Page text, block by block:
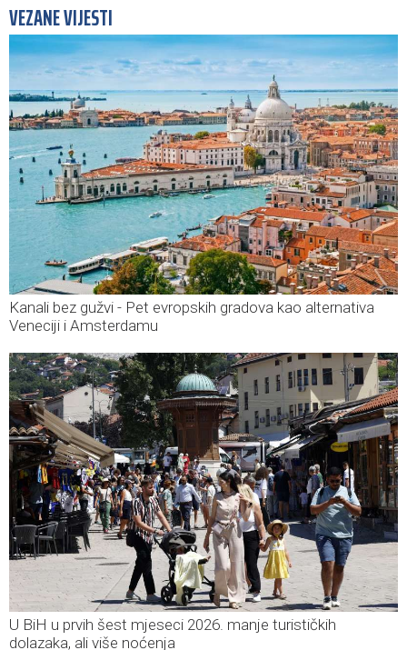
VEZANE VIJESTI
Kanali bez gužvi - Pet evropskih gradova kao alternativa
Veneciji i Amsterdamu
U BiH u prvih šest mjeseci 2026. manje turističkih
dolazaka, ali više noćenja